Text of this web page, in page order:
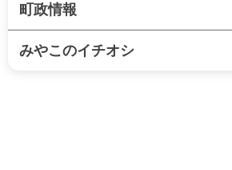
町政情報
みやこのイチオシ